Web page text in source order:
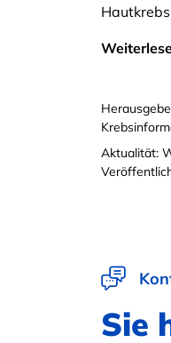
Aktualität:
Sie